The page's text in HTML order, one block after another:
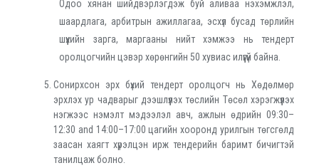
Одоо хянан шийдвэрлэгдэж буй аливаа нэхэмжлэл,
шаардлага, арбитрын ажиллагаа, эсхүл бусад төрлийн
шүүхийн зарга, маргааны нийт хэмжээ нь тендерт
оролцогчийн цэвэр хөрөнгийн 50 хувиас илүүгүй байна.
Сонирхсон эрх бүхий тендерт оролцогч нь Хөдөлмөр
эрхлэх ур чадварыг дээшлүүлэх төслийн Төсөл хэрэгжүүлэх
нэгжээс нэмэлт мэдээлэл авч, ажлын өдрийн 09:30–
12:30 and 14:00–17:00 цагийн хооронд урилгын төгсгөлд
заасан хаягт хүрэлцэн ирж тендерийн баримт бичигтэй
танилцаж болно.